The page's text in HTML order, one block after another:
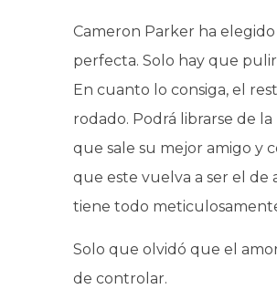
Cameron Parker ha elegido
perfecta. Solo hay que
En cuanto lo consiga, el
rodado. Podrá librarse de
que sale su mejor amigo y
que este vuelva a ser el de
tiene todo
Solo que olvidó que el amor
de controlar.